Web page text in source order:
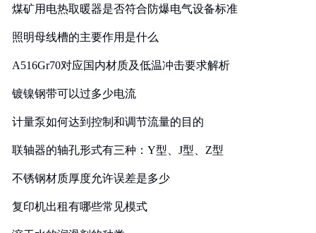
煤矿用电热取暖器是否符合防爆电气设备标准
照明母线槽的主要作用是什么
A516Gr70对应国内材质及低温冲击要求解析
镀镍钢带可以过多少电流
计量泵如何达到控制和调节流量的目的
联轴器的轴孔形式有三种：Y型、J型、Z型
不锈钢材质厚度允许误差是多少
复印机出租有哪些常见模式